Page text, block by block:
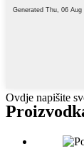
Ovdje napišite
Proizvod